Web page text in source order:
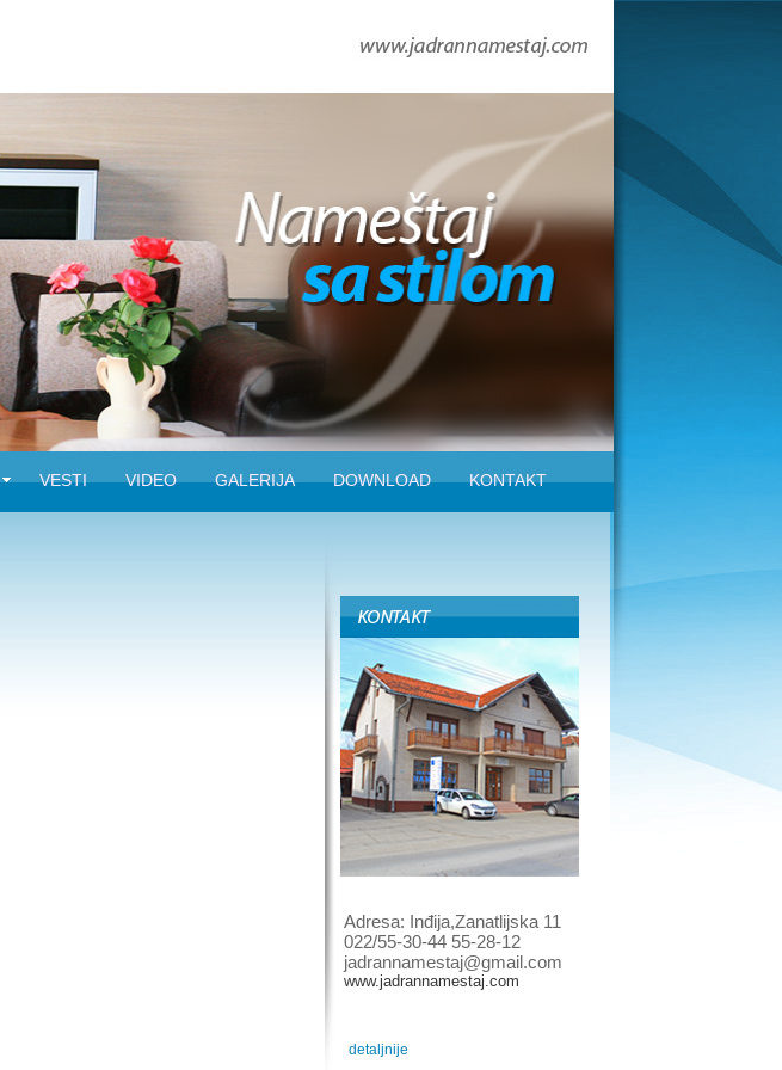
VESTI VIDEO GALERIJA DOWNLOAD KONTAKT
Adresa: Inđija,Zanatlijska 11
022/55-30-44 55-28-12
jadrannamestaj@gmail.com
www.jadrannamestaj.com
detaljnije